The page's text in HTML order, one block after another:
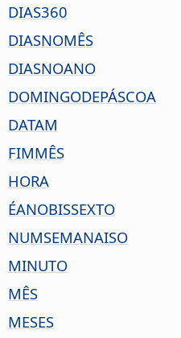
DIAS360
DIASNOMÊS
DIASNOANO
DOMINGODEPÁSCOA
DATAM
FIMMÊS
HORA
ÉANOBISSEXTO
NUMSEMANAISO
MINUTO
MÊS
MESES